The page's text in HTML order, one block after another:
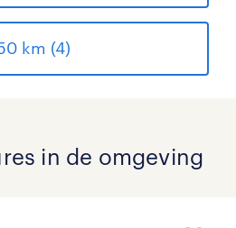
km (4)
in de omgeving